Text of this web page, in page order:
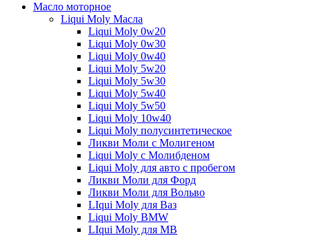
Масло моторное
Liqui Moly Масла
Liqui Moly 0w20
Liqui Moly 0w30
Liqui Moly 0w40
Liqui Moly 5w20
Liqui Moly 5w30
Liqui Moly 5w40
Liqui Moly 5w50
Liqui Moly 10w40
Liqui Moly полусинтетическое
Ликви Моли с Молигеном
Liqui Moly с Молибденом
Liqui Moly для авто с пробегом
Ликви Моли для Форд
Ликви Моли для Вольво
LIqui Moly для Ваз
Liqui Moly BMW
LIqui Moly для MB